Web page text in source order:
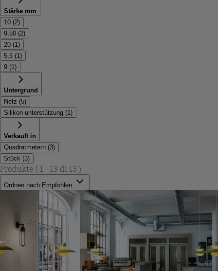
Stärke mm
10 (2)
9,50 (2)
20 (1 )
5,5 (1 )
9 (1 )
Untergrund
Netz (5)
Silikon unterstützung (1 )
Verkauft in
Quadratmetern (3)
Stück (3)
Produkte ( 1 - 13 di 13 )
Ordnen nach: Empfohlen